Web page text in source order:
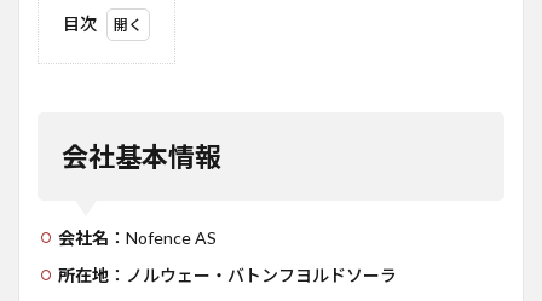
目次
2
3
プロ
会社基本情報
会社名 ：Nofence AS
所在地 ：ノルウェー・バトンフヨルドソーラ